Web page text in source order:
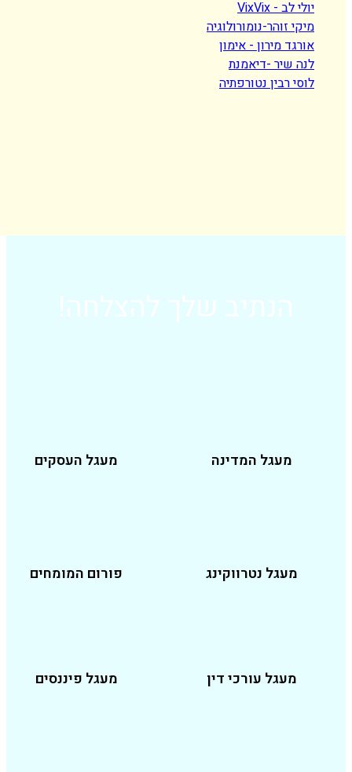
זוהר-נומורולוגיה
מירון - אימון
-דיאמנת
רבין נטורפתיה
הנתיב שלך להצלחה!
מעגל המדינה מעגל העסקים
נטרווקינג פורום המומחים
עורכי דין מעגל פיננסים